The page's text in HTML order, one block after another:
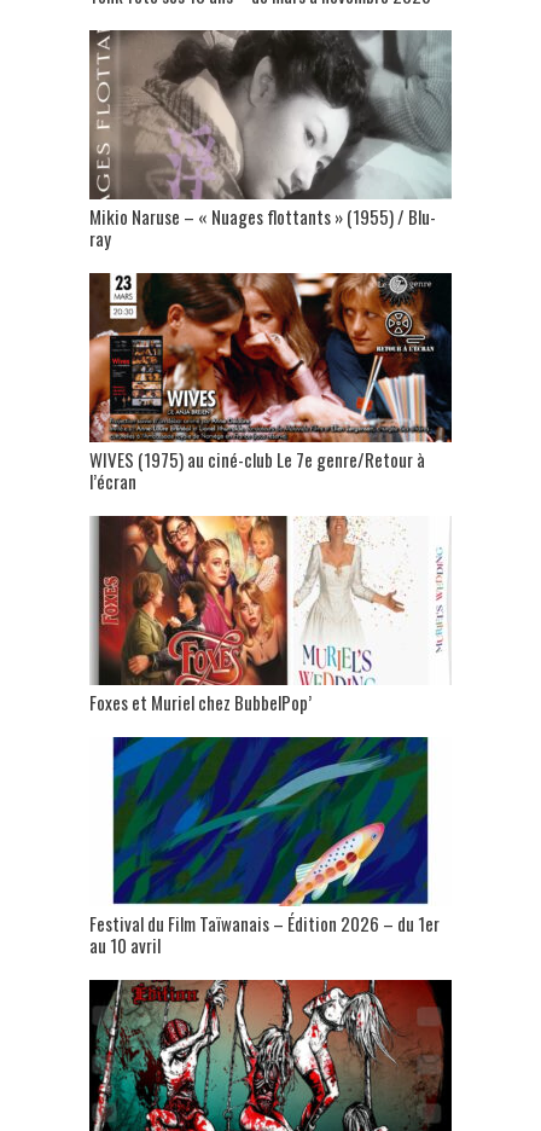
Mikio Naruse – « Nuages flottants » (1955) / Blu-
ray
WIVES (1975) au ciné-club Le 7e genre/Retour à
l’écran
Foxes et Muriel chez BubbelPop’
Festival du Film Taïwanais – Édition 2026 – du 1er
au 10 avril